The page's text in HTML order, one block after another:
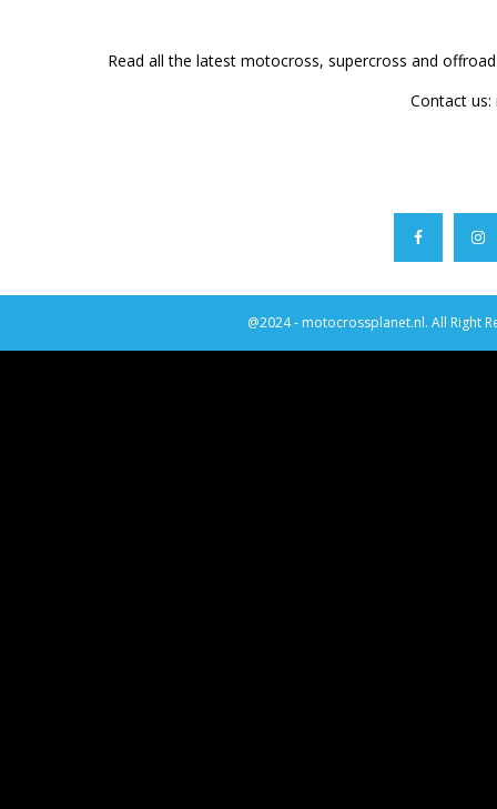
Read all the latest motocross, supercross and
Contact us:
@2024 - motocrossplanet.nl. All Right